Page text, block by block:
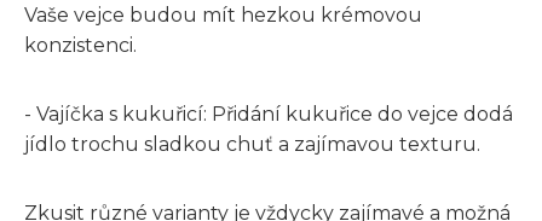
Vaše vejce budou mít hezkou krémovou
konzistenci.
- Vajíčka s kukuřicí: Přidání kukuřice do vejce dodá
jídlo trochu sladkou chuť a zajímavou texturu.
Zkusit různé varianty je vždycky zajímavé a možná